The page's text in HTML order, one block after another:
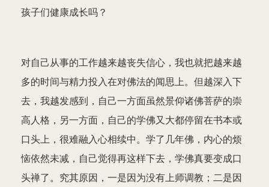
孩子们健康成长吗？
对自己从事的工作越来越丧失信心，我也就把越来越
多的时间与精力投入在对佛法的闻思上。但越深入下
去，我越发感到，自己一方面虽然景仰诸佛菩萨的崇
高人格，另一方面，自己的学佛又大都停留在书本或
口头上，很难融入心相续中。学了几年佛，内心的烦
恼依然未减，自己觉得再这样下去，学佛真要变成口
头禅了。究其原因，一是因为没有上师调教；二是因